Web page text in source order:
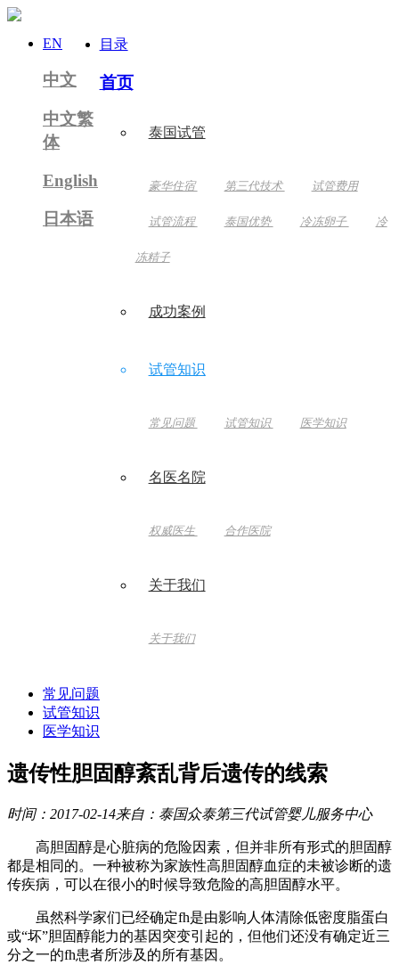
EN
中文
中文繁
体
English
日本语
目录
首页
泰国试管
豪华住宿 第三代技术 试管费用
试管流程 泰国优势 冷冻卵子 冷
冻精子
成功案例
试管知识
常见问题 试管知识 医学知识
名医名院
权威医生 合作医院
关于我们
关于我们
常见问题
试管知识
医学知识
遗传性胆固醇紊乱背后遗传的线索
时间：2017-02-14来自：泰国众泰第三代试管婴儿服务中心
高胆固醇是心脏病的危险因素，但并非所有形式的胆固醇
都是相同的。一种被称为家族性高胆固醇血症的未被诊断的遗
传疾病，可以在很小的时候导致危险的高胆固醇水平。
虽然科学家们已经确定fh是由影响人体清除低密度脂蛋白
或“坏”胆固醇能力的基因突变引起的，但他们还没有确定近三
分之一的fh患者所涉及的所有基因。